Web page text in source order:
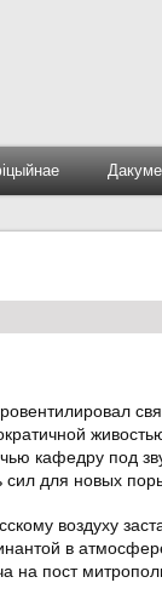
кафедру под
сил для новых
воздуху
в атмосфере
на пост